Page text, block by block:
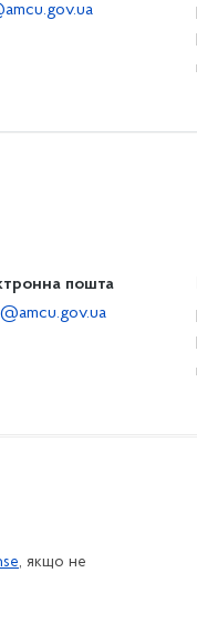
пошта
, якщо не